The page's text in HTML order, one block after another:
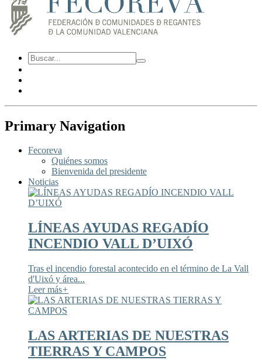
Primary Navigation
Fecoreva
Quiénes somos
Bienvenida del presidente
Noticias
LÍNEAS AYUDAS REGADÍO
INCENDIO VALL D’UIXÓ
Tras el incendio forestal acontecido en el término de La Vall
d'Uixó y área...
Leer más+
LAS ARTERIAS DE NUESTRAS
TIERRAS Y CAMPOS